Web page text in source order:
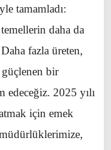
tamamladı:
daha da
fazla üreten,
güçlenen bir
edeceğiz. 2025 yılı
için emek